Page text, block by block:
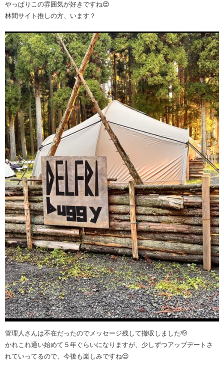
やっぱりこの雰囲気が好きですね😍
林間サイト推しの方、います？
管理人さんは不在だったのでメッセージ残して撤収しました🫡
かれこれ通い始めて５年ぐらいになりますが、少しずつアップデートさ
れていってるので、今後も楽しみですね😌